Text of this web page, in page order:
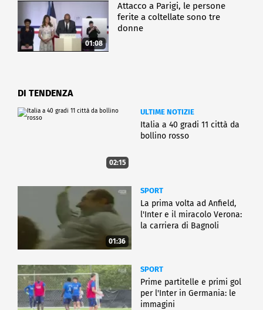
01:08
Attacco a Parigi, le persone
ferite a coltellate sono tre
donne
DI TENDENZA
02:15
ULTIME NOTIZIE
Italia a 40 gradi 11 città da
bollino rosso
01:36
SPORT
La prima volta ad Anfield,
l'Inter e il miracolo Verona:
la carriera di Bagnoli
SPORT
Prime partitelle e primi gol
per l'Inter in Germania: le
immagini